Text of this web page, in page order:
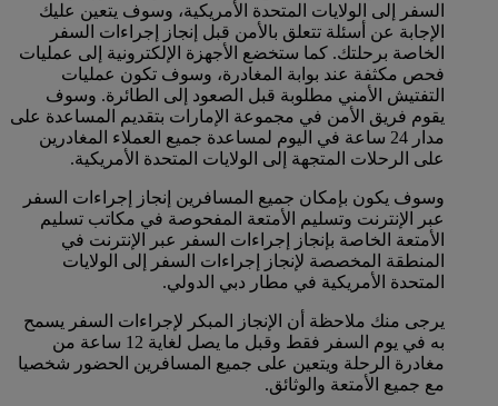
السفر إلى الولايات المتحدة الأمريكية، وسوف يتعين عليك
الإجابة عن أسئلة تتعلق بالأمن قبل إنجاز إجراءات السفر
الخاصة برحلتك. كما ستخضع الأجهزة الإلكترونية إلى عمليات
فحص مكثفة عند بوابة المغادرة، وسوف تكون عمليات
التفتيش الأمني مطلوبة قبل الصعود إلى الطائرة. وسوف
يقوم فريق الأمن في مجموعة الإمارات بتقديم المساعدة على
مدار 24 ساعة في اليوم لمساعدة جميع العملاء المغادرين
على الرحلات المتجهة إلى الولايات المتحدة الأمريكية.
وسوف يكون بإمكان جميع المسافرين إنجاز إجراءات السفر
عبر الإنترنت وتسليم الأمتعة المفحوصة في مكاتب تسليم
الأمتعة الخاصة بإنجاز إجراءات السفر عبر الإنترنت في
المنطقة المخصصة لإنجاز إجراءات السفر إلى الولايات
المتحدة الأمريكية في مطار دبي الدولي.
يرجى منك ملاحظة أن الإنجاز المبكر لإجراءات السفر يسمح
به في يوم السفر فقط وقبل ما يصل لغاية 12 ساعة من
مغادرة الرحلة ويتعين على جميع المسافرين الحضور شخصيا
مع جميع الأمتعة والوثائق.